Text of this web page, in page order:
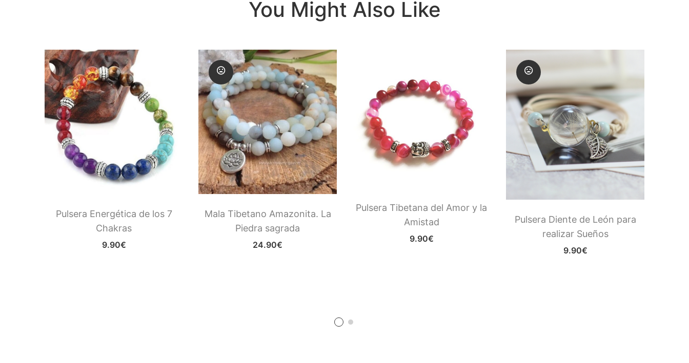
You Might Also Like
Pulsera Energética de los 7
Chakras
9.90€
Mala Tibetano Amazonita. La
Piedra sagrada
24.90€
Pulsera Tibetana del Amor y la
Amistad
9.90€
Pulsera Diente de León para
realizar Sueños
9.90€